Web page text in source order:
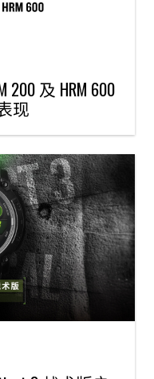
200 及 HRM 600
现